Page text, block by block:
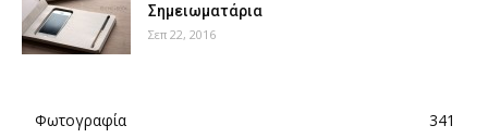
Σημειωματάρια
Σεπ 22, 2016
Φωτογραφία
341